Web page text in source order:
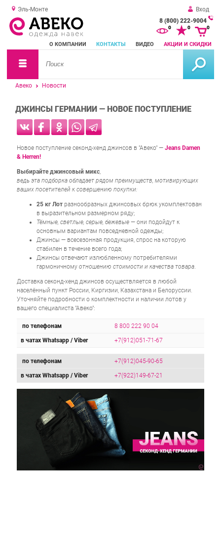
Эль-Монте
Вход
8 (800) 222-9004
О КОМПАНИИ КОНТАКТЫ ВИДЕО АКЦИИ И СКИДКИ
0 0 0
Авеко Новости
ДЖИНСЫ ГЕРМАНИИ — НОВОЕ ПОСТУПЛЕНИЕ
Новое поступление секонд-хенд джинсов в "Авеко" — Jeans Damen
& Herren!
Выбирайте джинсовый микс,
ведь эта подборка обладает рядом преимуществ, мотивирующих
ваших посетителей к совершению покупки:
25 кг Лот разнообразных джинсовых брюк укомплектован
в выразительном размерном ряду;
Тёмные, светлые, серые, бежевые — они подойдут к
основным вариантам повседневной одежды;
Джинсы — всесезонная продукция, спрос на которую
стабилен в течение всего года;
Джинсы отвечают излюбленному потребителями
гармоничному отношению стоимости и качества товара.
Доставка секонд-хенд джинсов осуществляется в любой
населённый пункт России, Киргизии, Казахстана и Белоруссии.
Уточняйте подробности о комплектности и наличии лотов у
вашего специалиста "Авеко":
по телефонам 8 800 222 90 04
в чатах Whatsapp / Viber +7(912)051-71-67
по телефонам +7(912)045-90-65
в чатах Whatsapp / Viber +7(922)149-67-21